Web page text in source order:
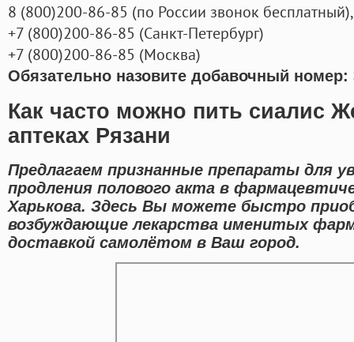
8 (800)200-86-85 (по России звонок бесплатный),
+7 (800)200-86-85 (Санкт-Петербург)
+7 (800)200-86-85 (Москва)
Обязательно назовите добавочный номер:
Как часто можно пить сиалис
аптеках Рязани
Предлагаем признанные препараты для
продления полового акта в
Харькова. Здесь Вы можете быстро
возбуждающие лекарства именитых
доставкой самолётом в Ваш город.